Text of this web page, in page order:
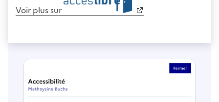
Voir plus sur